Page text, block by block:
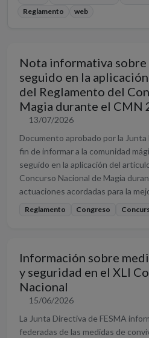
Reglamento
web
Nota informativa
seguido en la
del Reglamento del
Magia durante el CMN
13/07/2026
Documento aprobado por la Junta
fin de informar a la comunidad
seguido en la aplicación del
Concurso Nacional de Magia
actuaciones acordadas para la
Reglamento Congreso
Información sobre
y seguridad en el XLI
Nacional
15/06/2026
La Junta Directiva de FESMA
federadas de las medidas de